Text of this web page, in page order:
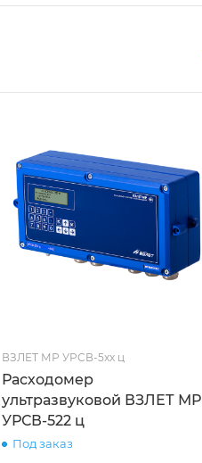
ВЗЛЕТ МР УРСВ-5xx ц
Расходомер
ультразвуковой ВЗЛЕТ МР
УРСВ-522 ц
Под заказ